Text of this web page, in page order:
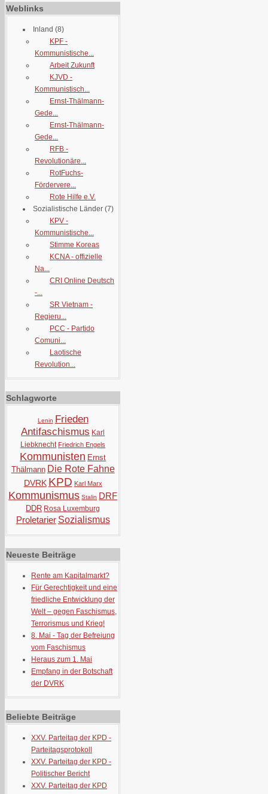
Weblinks
Inland (8)
KPF -
Kommunistische...
Arbeit Zukunft
KJVD -
Kommunistisch...
Ernst-Thälmann-
Gede...
Ernst-Thälmann-
Gede...
RFB -
Revolutionäre...
RotFuchs-
Fördervere...
Rote Hilfe e.V.
Sozialistische Länder (7)
KPV -
Kommunistische...
Stimme Koreas
KCNA - offizielle
Na...
CRI Online Deutsch
-...
SR Vietnam -
Regieru...
PCC - Partido
Comuni...
Laotische
Revolution...
Schlagworte
Lenin Frieden
Antifaschismus Karl
Liebknecht Friedrich Engels
Kommunisten Ernst
Thälmann Die Rote Fahne
DVRK KPD Karl Marx
Kommunismus Stalin DRF
DDR Rosa Luxemburg
Proletarier Sozialismus
Neueste Beiträge
Rente am Kapitalmarkt?
Für Gerechtigkeit und eine
friedliche Entwicklung der
Welt – gegen Faschismus,
Terrorismus und Krieg!
8. Mai - Tag der Befreiung
vom Faschismus
Heraus zum 1. Mai
Empfang in der Botschaft
der DVRK
Beliebte Beiträge
XXV. Parteitag der KPD -
Parteitagsprotokoll
XXV. Parteitag der KPD -
Politischer Bericht
XXV. Parteitag der KPD